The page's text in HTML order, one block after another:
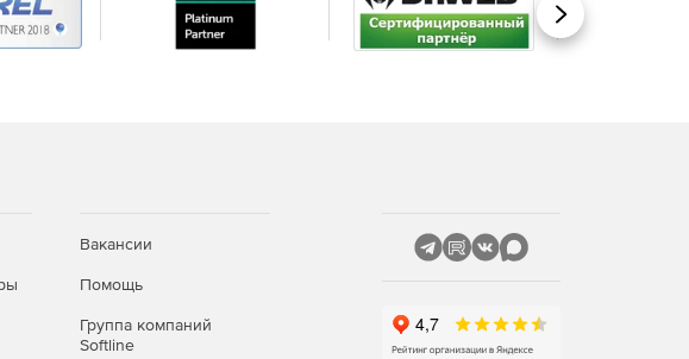
Вперед
Вакансии
Помощь
Группа компаний
Softline